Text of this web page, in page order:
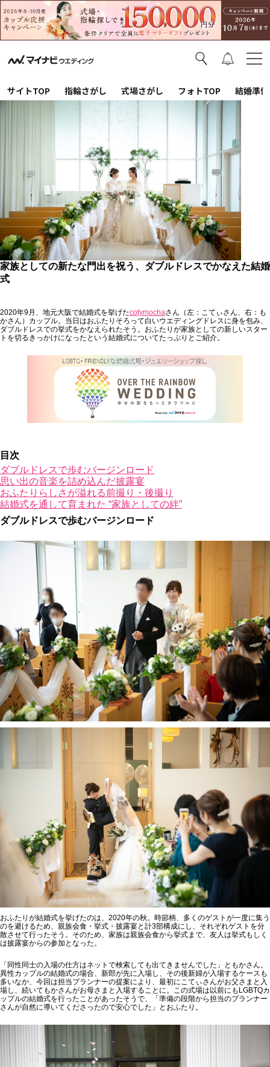
サイトTOP 指輪さがし 式場さがし フォトTOP 結婚準
家族としての新たな門出を祝う、ダブルドレスでかなえた結婚
式
2020年9月、地元大阪で結婚式を挙げたcotymochaさん（左：こてぃさん、右：も
かさん）カップル。当日はおふたりそろって白いウエディングドレスに身を包み、
ダブルドレスでの挙式をかなえられたそう。おふたりが家族としての新しいスター
トを切るきっかけになったという結婚式についてたっぷりとご紹介。
目次
ダブルドレスで歩むバージンロード
思い出の音楽を詰め込んだ披露宴
おふたりらしさが溢れる前撮り・後撮り
結婚式を通して育まれた “家族としての絆”
ダブルドレスで歩むバージンロード
おふたりが結婚式を挙げたのは、2020年の秋。時節柄、多くのゲストが一度に集う
のを避けるため、親族会食・挙式・披露宴と計3部構成にし、それぞれゲストを分
散させて行ったそう。そのため、家族は親族会食から挙式まで、友人は挙式もしく
は披露宴からの参加となった。
「同性同士の入場の仕方はネットで検索しても出てきませんでした」ともかさん。
異性カップルの結婚式の場合、新郎が先に入場し、その後新婦が入場するケースも
多いなか、今回は担当プランナーの提案により、最初にこてぃさんがお父さまと入
場し、続いてもかさんがお母さまと入場することに。この式場は以前にもLGBTQカ
ップルの結婚式を行ったことがあったそうで、「準備の段階から担当のプランナー
さんが自然に導いてくださったので安心でした」とおふたり。